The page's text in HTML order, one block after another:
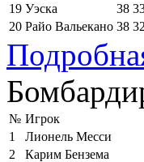
19 Уэска 38
20 Райо Вальекано 38 32
№ Игрок
1
Лионель Месси
2
Карим Бензема